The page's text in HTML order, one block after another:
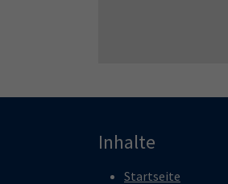
Inhalte
Startseite